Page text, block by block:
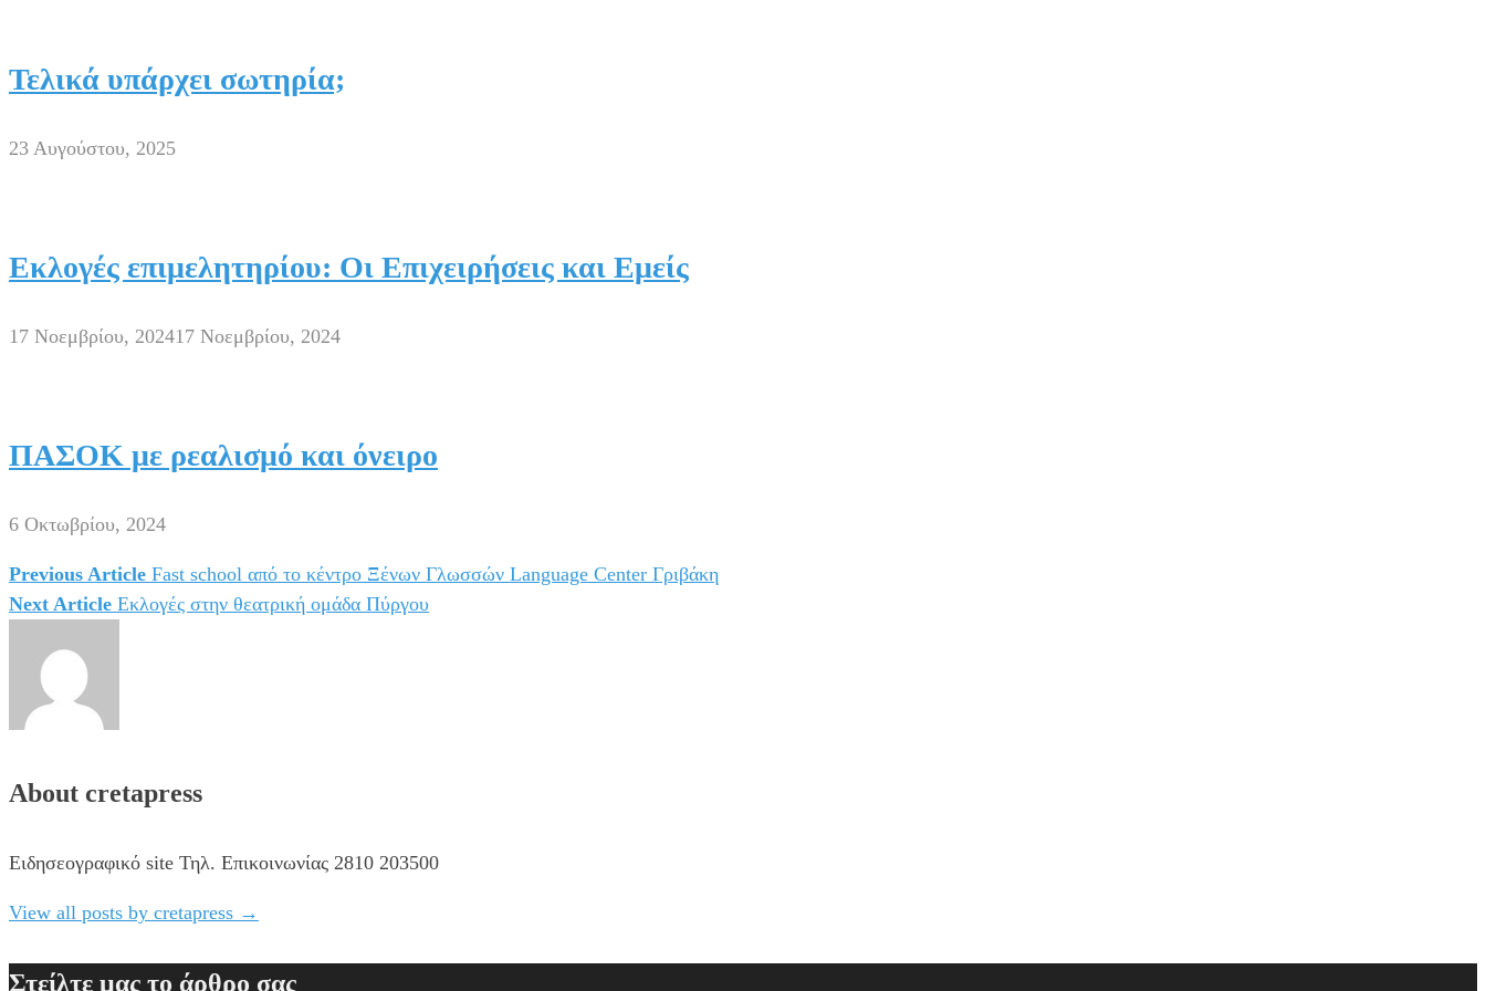
Τελικά υπάρχει σωτηρία;
23 Αυγούστου, 2025
Εκλογές επιμελητηρίου: Οι Επιχειρήσεις και Εμείς
17 Νοεμβρίου, 202417 Νοεμβρίου, 2024
ΠΑΣΟΚ με ρεαλισμό και όνειρο
6 Οκτωβρίου, 2024
Πλοήγηση
Previous Article Fast school από το κέντρο Ξένων Γλωσσών Language Center Γριβάκη
Next Article Εκλογές στην θεατρική ομάδα Πύργου
About cretapress
Ειδησεογραφικό site Τηλ. Επικοινωνίας 2810 203500
View all posts by cretapress →
Στείλτε μας το άρθρο σας